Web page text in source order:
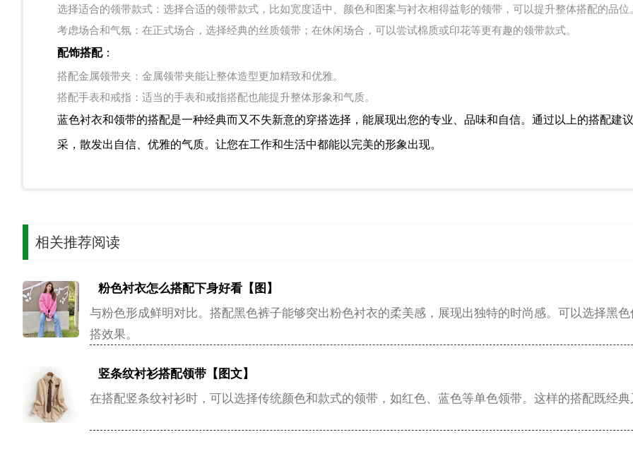
选择适合的领带款式：选择合适的领带款式，比如宽度适中、颜色和图案与衬衣相得益彰的领带，可以提升整体搭配的品位
考虑场合和气氛：在正式场合，选择经典的丝质领带；在休闲场合，可以尝试棉质或印花等更有趣的领带款式。
配饰搭配：
搭配金属领带夹：金属领带夹能让整体造型更加精致和优雅。
搭配手表和戒指：适当的手表和戒指搭配也能提升整体形象和气质。
蓝色衬衣和领带的搭配是一种经典而又不失新意的穿搭选择，能展现出您的专业、品味和自信。通过以上的搭配建
采，散发出自信、优雅的气质。让您在工作和生活中都能以完美的形象出现。
相关推荐阅读
粉色衬衣怎么搭配下身好看【图】
与粉色形成鲜明对比。搭配黑色裤子能够突出粉色衬衣的柔美感，展现出独特的时尚感。可以选择黑
搭效果。
竖条纹衬衫搭配领带【图文】
在搭配竖条纹衬衫时，可以选择传统颜色和款式的领带，如红色、蓝色等单色领带。这样的搭配既经